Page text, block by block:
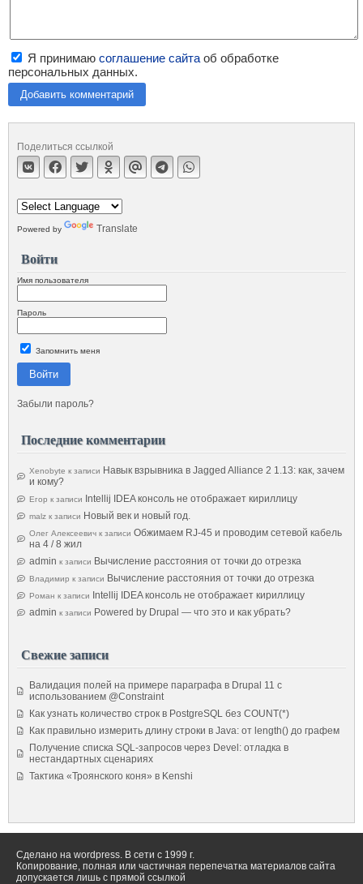
Я принимаю соглашение сайта об обработке
персональных данных.
Добавить комментарий
Поделиться ссылкой
Powered by Translate
Войти
Имя пользователя
Пароль
Запомнить меня
Войти
Забыли пароль?
Последние комментарии
Xenobyte к записи Навык взрывника в Jagged Alliance 2 1.13: как, зачем
и кому?
Егор к записи Intellij IDEA консоль не отображает кириллицу
malz к записи Новый век и новый год.
Олег Алексеевич к записи Обжимаем RJ-45 и проводим сетевой кабель
на 4 / 8 жил
admin к записи Вычисление расстояния от точки до отрезка
Владимир к записи Вычисление расстояния от точки до отрезка
Роман к записи Intellij IDEA консоль не отображает кириллицу
admin к записи Powered by Drupal — что это и как убрать?
Свежие записи
Валидация полей на примере параграфа в Drupal 11 с
использованием @Constraint
Как узнать количество строк в PostgreSQL без COUNT(*)
Как правильно измерить длину строки в Java: от length() до графем
Получение списка SQL-запросов через Devel: отладка в
нестандартных сценариях
Тактика «Троянского коня» в Kenshi
Сделано на wordpress. В сети с 1999 г.
Копирование, полная или частичная перепечатка материалов сайта
допускается лишь с прямой ссылкой